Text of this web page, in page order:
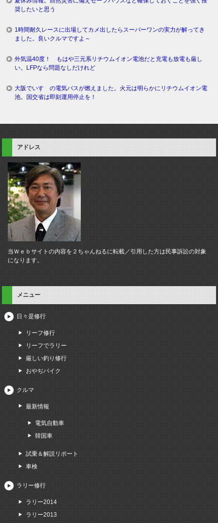
奨したいと思う
1時間耐久レースに出場してカメ出したらスーパーワンの実力が解ってき
ました。良いクルマですよ～
外気温40度！ もはや三元系リチウムイオン電池だと充電も放電も厳し
い。LFPなら問題なしだけれど
大阪でいすゞの電気バスが燃えました。火元は明らかにリチウムイオン電
池。国交省は即刻運用停止を！
アドレス
当Ｗｅｂサイトの内容を２ちゃんねるに転載／引用した方は民事訴訟の対象
になります。
メニュー
日々是修行
リーフ修行
リーフでラリー
厳しい釣り修行
おやぢバイク
クルマ
最新情報
電気自動車
韓国車
試乗＆解説リポート
車検
ラリー修行
ラリー2014
ラリー2013